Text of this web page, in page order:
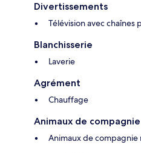
Divertissements
Télévision avec chaînes
Blanchisserie
Laverie
Agrément
Chauffage
Animaux de compagnie
Animaux de compagnie